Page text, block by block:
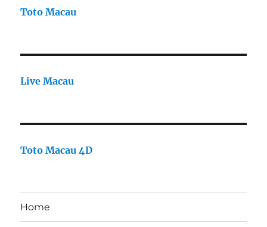
Toto Macau
Live Macau
Toto Macau 4D
Home